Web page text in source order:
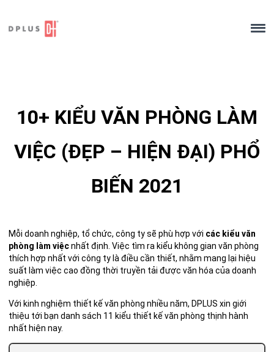
content
10+ KIỂU VĂN PHÒNG LÀM
VIỆC (ĐẸP – HIỆN ĐẠI) PHỔ
BIẾN 2021
Mỗi doanh nghiệp, tổ chức, công ty sẽ phù hợp với các kiểu văn
phòng làm việcnhất định. Việc tìm ra kiểu không gian văn phòng
thích hợp nhất với công ty là điều cần thiết, nhằm mang lại hiệu
suất làm việc cao đồng thời truyền tải được văn hóa của doanh
nghiệp.
Với kinh nghiệm thiết kế văn phòng nhiều năm, DPLUS xin giới
thiệu tới bạn danh sách 11 kiểu thiết kế văn phòng thịnh hành
nhất hiện nay.